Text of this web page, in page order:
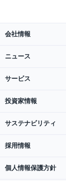
会社情報
ニュース
サービス
投資家情報
サステナビリティ
採用情報
個人情報保護方針